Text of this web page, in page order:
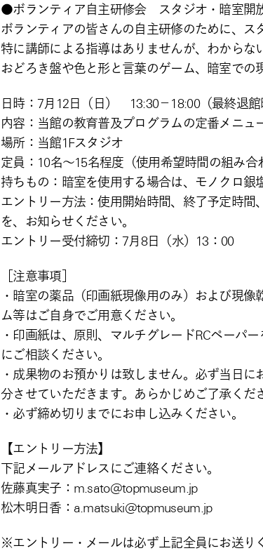
●ボランティア自主研修会 スタジオ・暗室開
ボランティアの皆さんの自主研修のために、ス
特に講師による指導はありませんが、わからな
おどろき盤や色と形と言葉のゲーム、暗室での
日時：7月12日（日） 13:30－18:00（最終退館
内容：当館の教育普及プログラムの定番メニュ
場所：当館1Fスタジオ
定員：10名～15名程度（使用希望時間の組み合
持ちもの：暗室を使用する場合は、モノクロ銀
エントリー方法：使用開始時間、終了予定時
を、お知らせください。
エントリー受付締切：7月8日（水）13：00
［注意事項］
・暗室の薬品（印画紙現像用のみ）および現
ム等はご自身でご用意ください。
・印画紙は、原則、マルチグレードRCペーパ
にご相談ください。
・成果物のお預かりは致しません。必ず当日
分させていただきます。あらかじめご了承くだ
・必ず締め切りまでにお申し込みください。
【エントリー方法】
下記メールアドレスにご連絡
佐藤真実子：m.sato@topmuseum.jp
松木明日香：a.matsuki@topmuseum.jp
※エントリー・メールは必ず上記全員にお送り